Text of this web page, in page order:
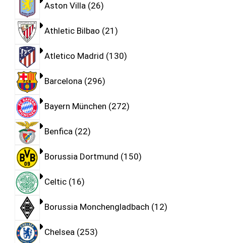
Aston Villa 26
Athletic Bilbao 21
Atletico Madrid 130
Barcelona 296
Bayern München 272
Benfica 22
Borussia Dortmund 150
Celtic 16
Borussia Monchengladbach 12
Chelsea 253